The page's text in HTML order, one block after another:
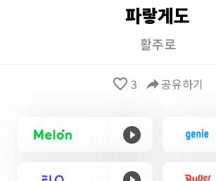
파랗게도
활주로
favorite_border 3 reply공유하기